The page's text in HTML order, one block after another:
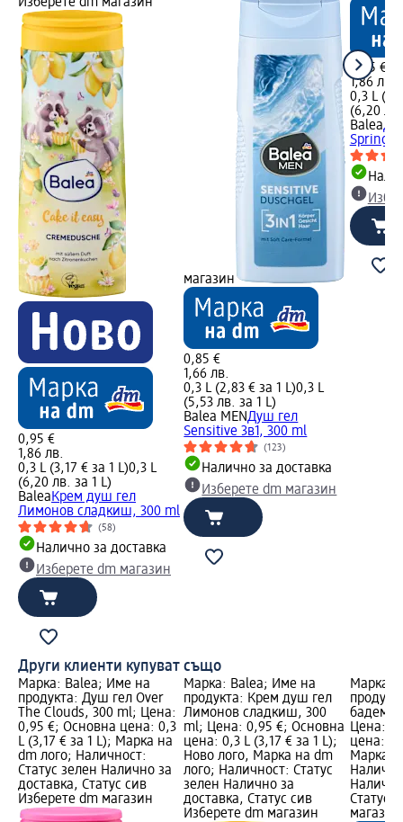
0,95 €
1,86 лв.
0,3 L (3,17 € за 1 L)0,3 L
(6,20 лв. за 1 L)
BaleaКрем душ гел
Лимонов сладкиш, 300 ml
(58)
Налично за доставка
Изберете dm магазин
магазин
0,85 €
1,66 лв.
0,3 L (2,83 € за 1 L)0,3 L
(5,53 лв. за 1 L)
Balea MENДуш гел
Sensitive 3в1, 300 ml
(123)
Налично за доставка
Изберете dm магазин
0,95 €
1,86 лв.
0,3 L
(6,20
Balea
Spring,
Други клиенти купуват също
Марка: Balea; Име на
продукта: Душ гел Over
The Clouds, 300 ml; Цена:
0,95 €; Основна цена: 0,3
L (3,17 € за 1 L); Марка на
dm лого; Наличност:
Статус зелен Налично за
доставка, Статус сив
Изберете dm магазин
Марка: Balea; Име на
продукта: Крем душ гел
Лимонов сладкиш, 300
ml; Цена: 0,95 €; Основна
цена: 0,3 L (3,17 € за 1 L);
Ново лого, Марка на dm
лого; Наличност: Статус
зелен Налично за
доставка, Статус сив
Изберете dm магазин
Марка:
бадем и
Цена:
цена:
Марка
Статус
магазин